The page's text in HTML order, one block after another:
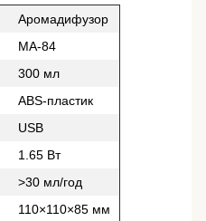
Аромадифузор
MA-84
300 мл
ABS-пластик
USB
1.65 Вт
>30 мл/год
110×110×85 мм